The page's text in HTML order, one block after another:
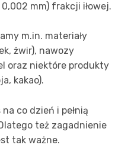
mm) frakcji iłowej.
m.in. materiały
żwir), nawozy
oraz niektóre produkty
kakao).
co dzień i pełnią
też zagadnienie
tak ważne.